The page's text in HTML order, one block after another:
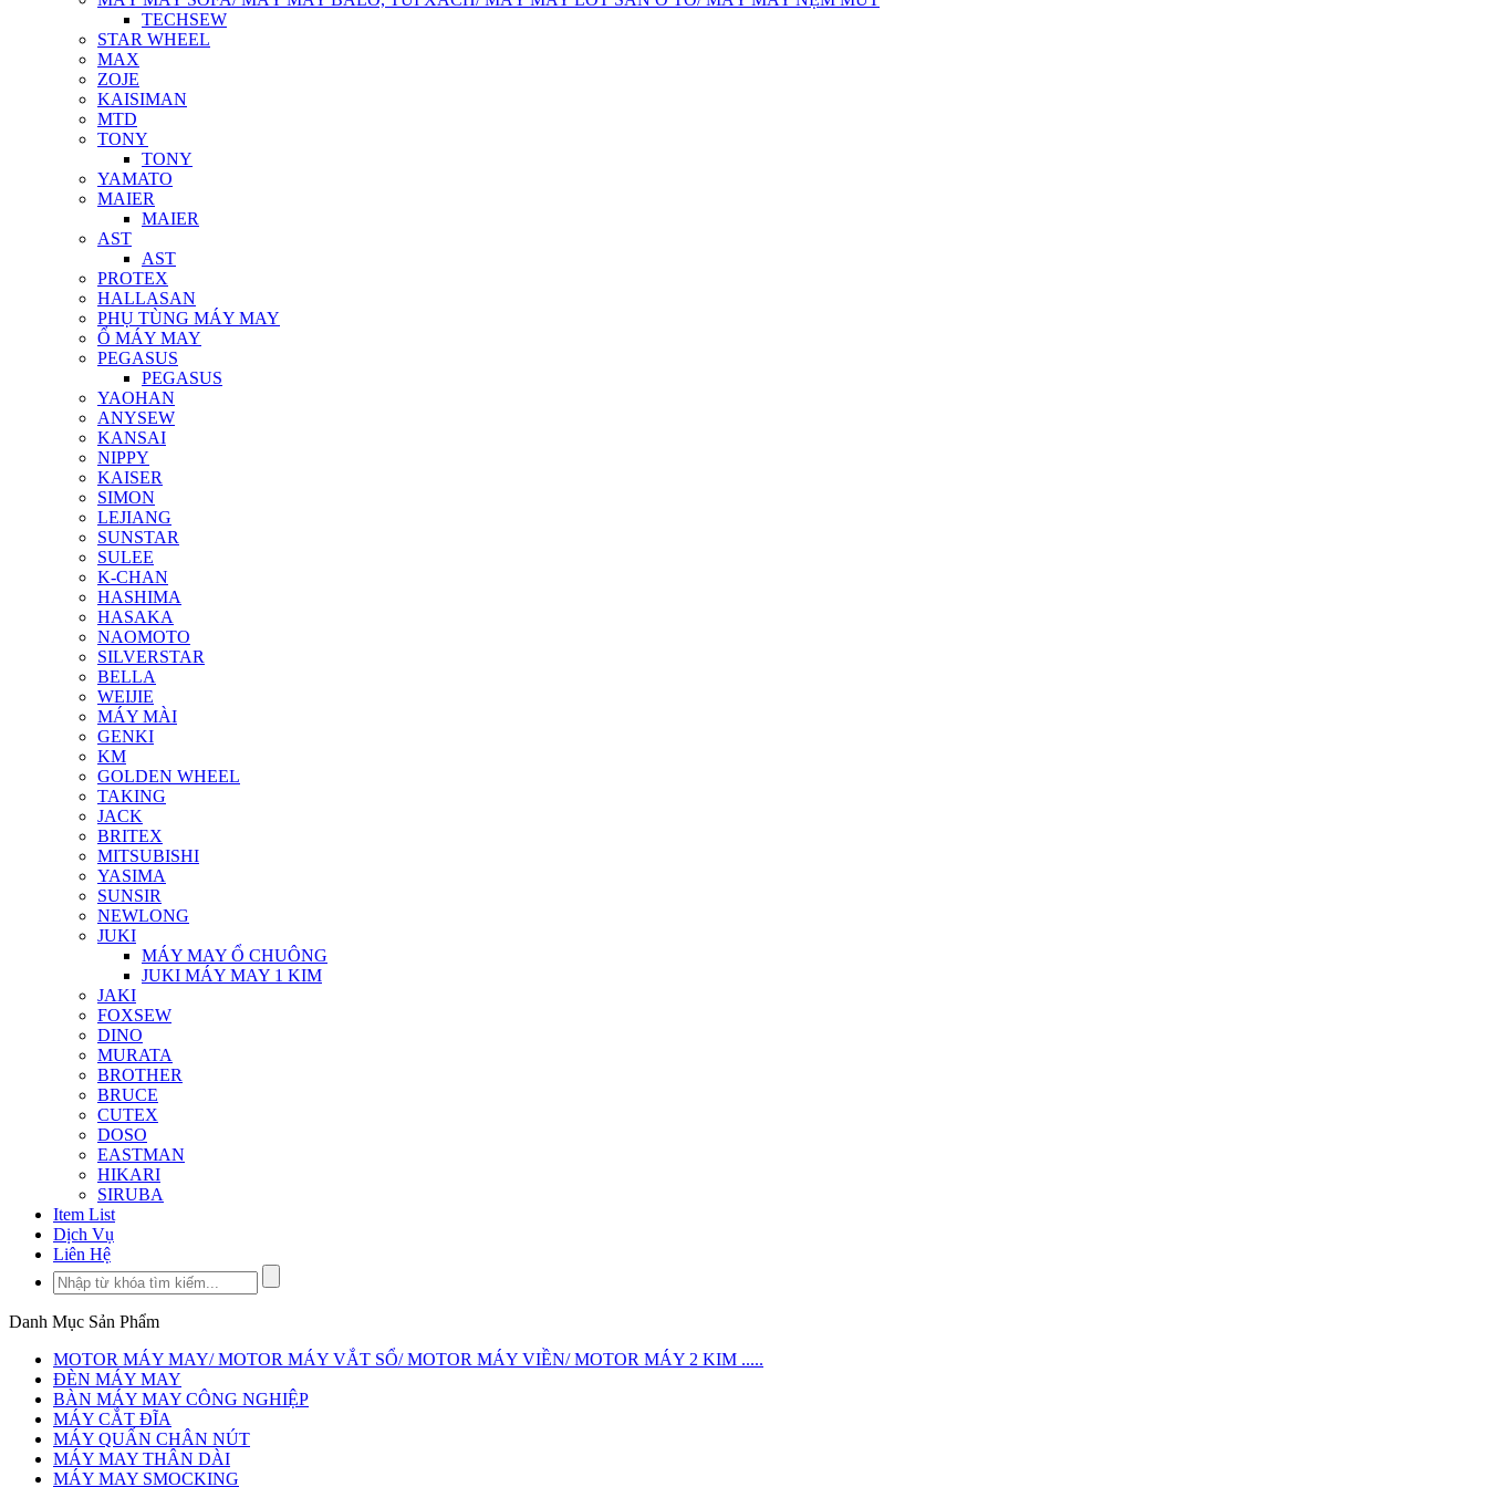
TECHSEW
STAR WHEEL
MAX
ZOJE
KAISIMAN
MTD
TONY
TONY
YAMATO
MAIER
MAIER
AST
AST
PROTEX
HALLASAN
PHỤ TÙNG MÁY MAY
Ổ MÁY MAY
PEGASUS
PEGASUS
YAOHAN
ANYSEW
KANSAI
NIPPY
KAISER
SIMON
LEJIANG
SUNSTAR
SULEE
K-CHAN
HASHIMA
HASAKA
NAOMOTO
SILVERSTAR
BELLA
WEIJIE
MÁY MÀI
GENKI
KM
GOLDEN WHEEL
TAKING
JACK
BRITEX
MITSUBISHI
YASIMA
SUNSIR
NEWLONG
JUKI
MÁY MAY Ổ CHUÔNG
JUKI MÁY MAY 1 KIM
JAKI
FOXSEW
DINO
MURATA
BROTHER
BRUCE
CUTEX
DOSO
EASTMAN
HIKARI
SIRUBA
Item List
Dịch Vụ
Liên Hệ
Danh Mục Sản Phẩm
MOTOR MÁY MAY/ MOTOR MÁY VẮT SỔ/ MOTOR MÁY VIỀN/ MOTOR MÁY 2 KIM .....
ĐÈN MÁY MAY
BÀN MÁY MAY CÔNG NGHIỆP
MÁY CẮT ĐĨA
MÁY QUẤN CHÂN NÚT
MÁY MAY THÂN DÀI
MÁY MAY SMOCKING